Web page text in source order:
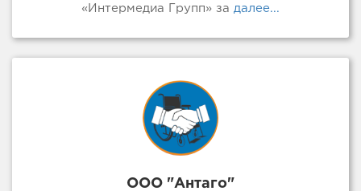
«Интермедиа Групп» за далее...
ООО "Антаго"